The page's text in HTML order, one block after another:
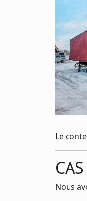
Le
Nous